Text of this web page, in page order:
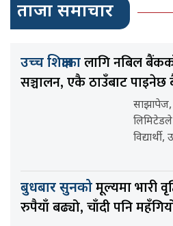
ताजा समाचार
उच्च शिक्षाकालागि नबिल
सञ्चालन, एकै ठाउँबाट पाइनेछ
बुधबार सुनकोमूल्यमा भारी
रुपैयाँ बढ्यो, चाँदी पनि